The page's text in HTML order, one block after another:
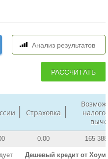
Страховка
0.00 165
Дешевый кредит от Хоум